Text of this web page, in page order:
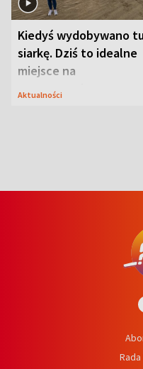
Kiedyś wydobywano
siarkę. Dziś to idealne
miejsce na
wypoczynek
Aktualności